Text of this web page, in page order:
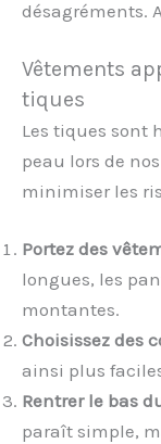
désagréments.
Vêtements
tiques
Les tiques sont
peau lors de
minimiser les
Portez des
longues, les
montantes.
Choisissez des
ainsi plus
Rentrer le bas
paraît simple,